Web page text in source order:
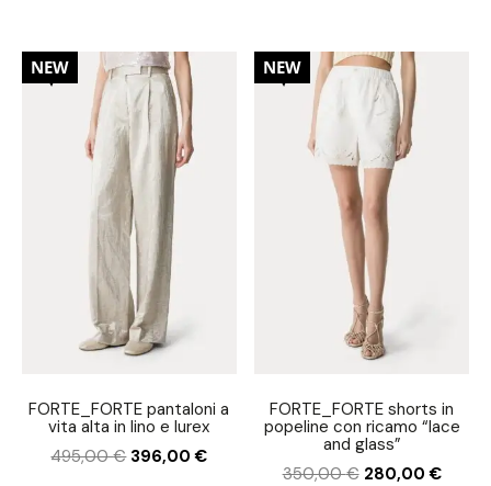
20%
NEW
FORTE_FORTE pantaloni a
vita alta in lino e lurex
495,00€ 396,00€
20%
NEW
FORTE_FORTE shorts in
popeline con ricamo “lace
and glass”
350,00€ 280,00€